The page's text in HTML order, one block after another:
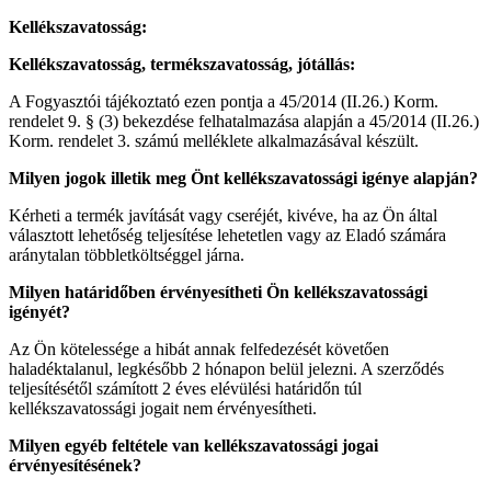
Kellékszavatosság:
Kellékszavatosság, termékszavatosság, jótállás:
A Fogyasztói tájékoztató ezen pontja a 45/2014 (II.26.) Korm.
rendelet 9. § (3) bekezdése felhatalmazása alapján a 45/2014 (II.26.)
Korm. rendelet 3. számú melléklete alkalmazásával készült.
Milyen jogok illetik meg Önt kellékszavatossági igénye alapján?
Kérheti a termék javítását vagy cseréjét, kivéve, ha az Ön által
választott lehetőség teljesítése lehetetlen vagy az Eladó számára
aránytalan többletköltséggel járna.
Milyen határidőben érvényesítheti Ön kellékszavatossági
igényét?
Az Ön kötelessége a hibát annak felfedezését követően
haladéktalanul, legkésőbb 2 hónapon belül jelezni. A szerződés
teljesítésétől számított 2 éves elévülési határidőn túl
kellékszavatossági jogait nem érvényesítheti.
Milyen egyéb feltétele van kellékszavatossági jogai
érvényesítésének?